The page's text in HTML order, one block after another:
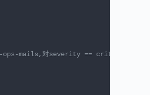
ops-mails,对severity == critical的告警